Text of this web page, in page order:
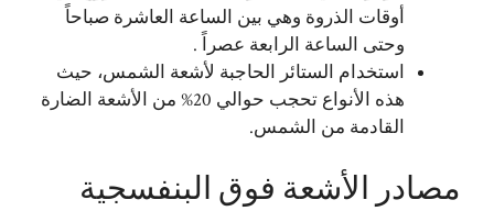
أوقات الذروة وهي بين الساعة العاشرة صباحاً
وحتى الساعة الرابعة عصراً .
استخدام الستائر الحاجبة لأشعة الشمس، حيث
هذه الأنواع تحجب حوالي 20% من الأشعة الضارة
القادمة من الشمس.
مصادر الأشعة فوق البنفسجية